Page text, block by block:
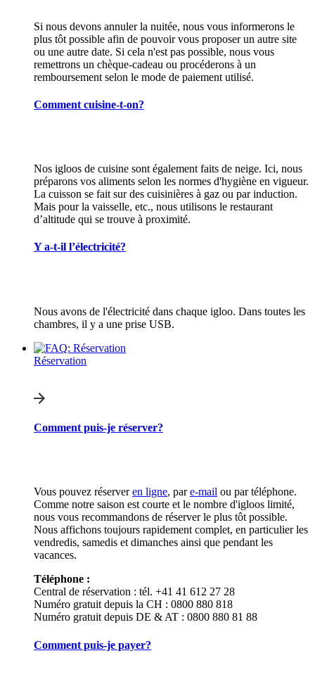
Si nous devons annuler la nuitée, nous vous informerons le
plus tôt possible afin de pouvoir vous proposer un autre site
ou une autre date. Si cela n'est pas possible, nous vous
remettrons un chèque-cadeau ou procéderons à un
remboursement selon le mode de paiement utilisé.
Comment cuisine-t-on?
Nos igloos de cuisine sont également faits de neige. Ici, nous
préparons vos aliments selon les normes d'hygiène en vigueur.
La cuisson se fait sur des cuisinières à gaz ou par induction.
Mais pour la vaisselle, etc., nous utilisons le restaurant
d’altitude qui se trouve à proximité.
Y a-t-il l’électricité?
Nous avons de l'électricité dans chaque igloo. Dans toutes les
chambres, il y a une prise USB.
Réservation
Comment puis-je réserver?
Vous pouvez réserveren ligne, pare-mail ou par téléphone.
Comme notre saison est courte et le nombre d'igloos limité,
nous vous recommandons de réserver le plus tôt possible.
Nous affichons toujours rapidement complet, en particulier les
vendredis, samedis et dimanches ainsi que pendant les
vacances.
Téléphone :
Central de réservation : tél. +41 41 612 27 28
Numéro gratuit depuis la CH : 0800 880 818
Numéro gratuit depuis DE & AT : 0800 880 81 88
Comment puis-je payer?